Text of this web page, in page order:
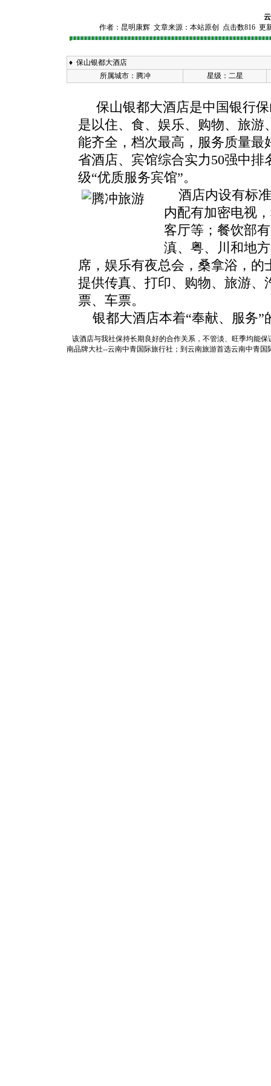
作者： 昆明康辉文章来源：本站原创 点击数816 更
♦ 保山银都大酒店
所属城市：腾冲
星级：二星
保山银都大酒店是中国银行保
是以住、食、娱乐、购物、旅游
能齐全，档次最高，服务质量最
省酒店、宾馆综合实力50强中排
级“优质服务宾馆”。
酒店内设有标
内配有加密电视
客厅等；餐饮部
滇、粤、川和地
席，娱乐有夜总会，桑拿浴，
提供传真、打印、购物、旅游
票、车票。
银都大酒店本着“奉献、服务”
该酒店与我社保持长期良好的合作关系，不管淡、旺季均能
南品牌大社--云南中青国际旅行社；到 云南旅游首选云南中青国